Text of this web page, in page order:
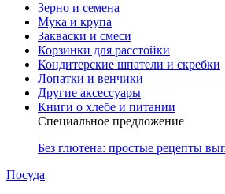
Зерно и семена
Мука и крупа
Закваски и смеси
Корзинки для расстойки
Кондитерские шпатели и скребки
Лопатки и венчики
Другие аксессуары
Книги о хлебе и питании
Специальное предложение
Без глютена: простые рецепты
Посуда